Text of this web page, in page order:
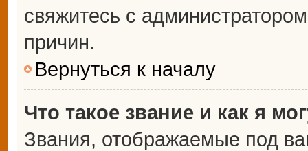
свяжитесь с
причин.
Вернуться к началу
Что такое звание и как я
Звания, отображаемые под